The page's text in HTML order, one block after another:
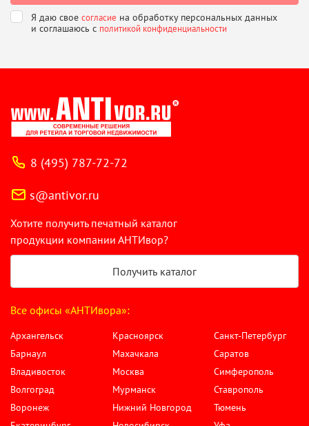
Я даю свое согласие на обработку персональных данных
и соглашаюсь с политикой конфиденциальности
8 (495) 787-72-72
s@antivor.ru
Хотите получить печатный каталог
продукции компании АНТИвор?
Получить каталог
Все офисы «АНТИвора»:
Архангельск
Барнаул
Владивосток
Волгоград
Воронеж
Красноярск
Махачкала
Москва
Мурманск
Нижний Новгород
Санкт-Петербург
Саратов
Симферополь
Ставрополь
Тюмень